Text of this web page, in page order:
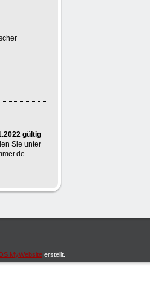
gültig
Sie unter
MyWebsite erstellt.